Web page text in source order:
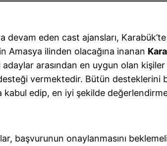
eden cast ajansları, Karabük’te
Amasya ilinden olacağına inanan
arasından en uygun olan
vermektedir. Bütün
kabul edip, en iyi şekilde
başvurunun onaylanmasını